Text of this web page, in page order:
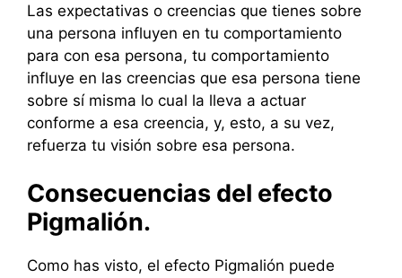
Las expectativas o creencias que tienes sobre
una persona influyen en tu comportamiento
para con esa persona, tu comportamiento
influye en las creencias que esa persona tiene
sobre sí misma lo cual la lleva a actuar
conforme a esa creencia, y, esto, a su vez,
refuerza tu visión sobre esa persona.
Consecuencias del efecto
Pigmalión.
Como has visto, el efecto Pigmalión puede